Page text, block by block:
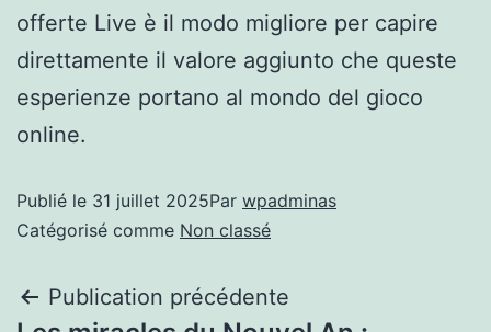
offerte Live è il modo migliore per capire
direttamente il valore aggiunto che queste
esperienze portano al mondo del gioco
online.
Publié le 31 juillet 2025Par wpadminas
Catégorisé comme Non classé
Publication précédente